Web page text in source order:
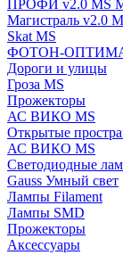
ПРОФИ v2.0 MS
Магистраль v2.0
Skat MS
ФОТОН-
Дороги и улицы
Гроза MS
Прожекторы
АС ВИКО MS
Открытые
АС ВИКО MS
Светодиодные
Gauss Умный свет
Лампы Filament
Лампы SMD
Прожекторы
Аксессуары